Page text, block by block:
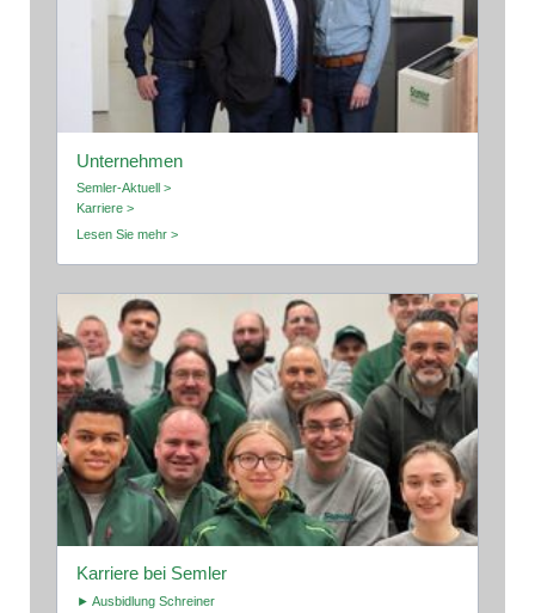
Unternehmen
Semler-Aktuell >
Karriere >
Lesen Sie mehr >
Karriere bei Semler
► Ausbidlung Schreiner